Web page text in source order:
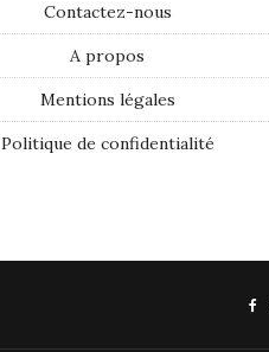
Contactez-nous
A propos
Mentions légales
Politique de confidentialité